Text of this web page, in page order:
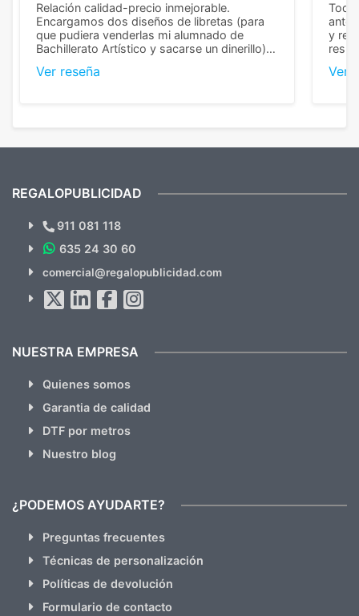
Relación calidad-precio inmejorable.
Encargamos dos diseños de libretas (para
que pudiera venderlas mi alumnado de
Bachillerato Artístico y sacarse un dinerillo) y
diferencia, con libretas de muy buena calidad
mandaron las miniaturas para
recomendables.
Ver reseña
Todo
y
Ver
¿Quieres ver nuestras últimas
Novedades y Ofertas?
hacemos Spam)
REGALOPUBLICIDAD
911 081 118
635 24 30 60
comercial@regalopublicidad.com
NUESTRA EMPRESA
Quienes somos
Garantia de calidad
DTF por metros
Nuestro blog
¿PODEMOS AYUDARTE?
Preguntas frecuentes
Técnicas de personalización
Políticas de devolución
Formulario de contacto